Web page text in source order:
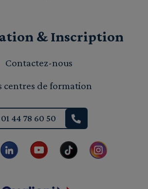
& Inscription
Contactez-nous
centres de formation
01 44 78 60 50